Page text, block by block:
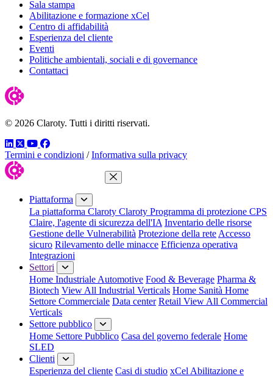
Sala stampa
Abilitazione e formazione xCel
Centro di affidabilità
Esperienza del cliente
Eventi
Politiche ambientali, sociali e di governance
Contattaci
© 2026 Claroty. Tutti i diritti riservati.
LinkedIn
TwitterYouTube
Facebook
Termini e condizioni / Informativa sulla privacy
Chiudi menu
Piattaforma
La piattaforma Claroty Claroty Programma di protezione CPS
Claire, l'agente di sicurezza dell'IA Inventario delle risorse
Gestione delle Vulnerabilità Protezione della rete Accesso
sicuro Rilevamento delle minacce Efficienza operativa
Integrazioni
Settori
Home Industriale Automotive Food & Beverage Pharma &
Biotech View All Industrial Verticals Home Sanità Home
Settore Commerciale Data center Retail View All Commercial
Verticals
Settore pubblico
Home Settore Pubblico Casa del governo federale Home
SLED
Clienti
Esperienza del cliente Casi di studio xCel Abilitazione e